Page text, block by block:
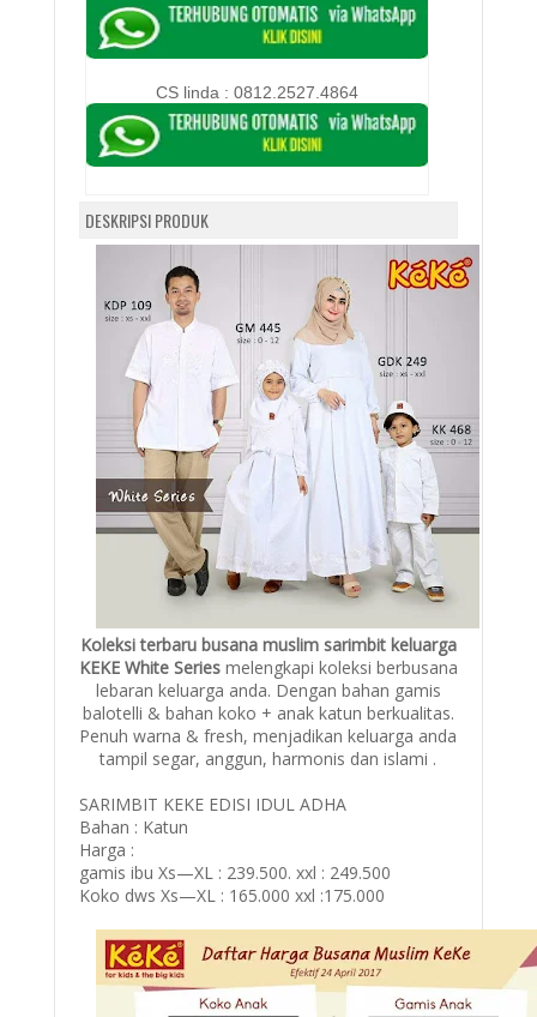
CS linda : 0812.2527.4864
DESKRIPSI PRODUK
Koleksi terbaru busana muslim sarimbit keluarga
KEKE White Series melengkapi koleksi berbusana
lebaran keluarga anda. Dengan bahan gamis
balotelli & bahan koko + anak katun berkualitas.
Penuh warna & fresh, menjadikan keluarga anda
tampil segar, anggun, harmonis dan islami .
SARIMBIT KEKE EDISI IDUL ADHA
Bahan : Katun
Harga :
gamis ibu Xs—XL : 239.500. xxl : 249.500
Koko dws Xs—XL : 165.000 xxl :175.000